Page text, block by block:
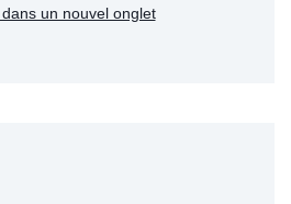
un nouvel onglet